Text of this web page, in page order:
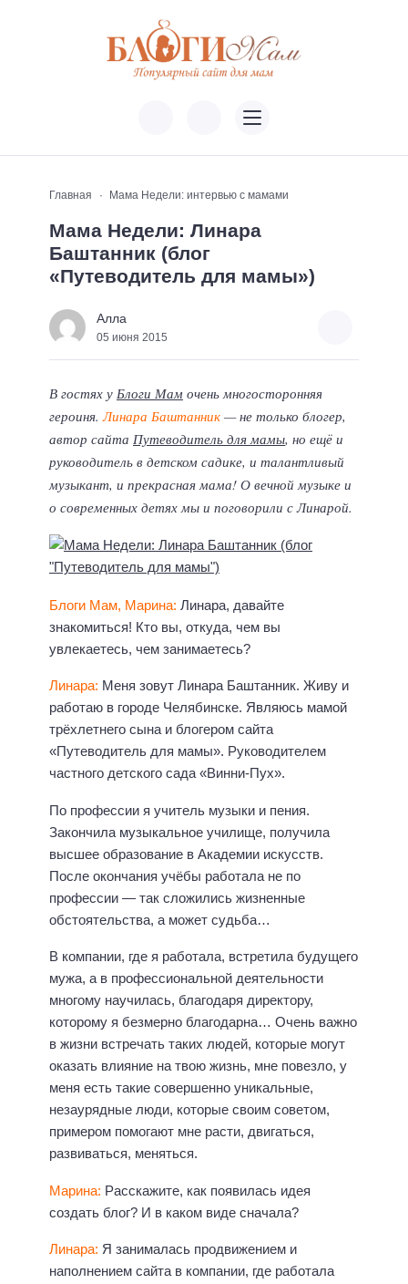
Главная Мама Недели: интервью с мамами
Мама Недели: Линара
Баштанник (блог
«Путеводитель для мамы»)
Алла
05 июня 2015
В гостях у Блоги Мам очень многосторонняя
героиня.Линара Баштанник — не только блогер,
автор сайта Путеводитель для мамы, но ещё и
руководитель в детском садике, и талантливый
музыкант, и прекрасная мама! О вечной музыке и
о современных детях мы и поговорили с Линарой.
Блоги Мам, Марина: Линара, давайте
знакомиться! Кто вы, откуда, чем вы
увлекаетесь, чем занимаетесь?
Линара: Меня зовут Линара Баштанник. Живу и
работаю в городе Челябинске. Являюсь мамой
трёхлетнего сына и блогером сайта
«Путеводитель для мамы». Руководителем
частного детского сада «Винни-Пух».
По профессии я учитель музыки и пения.
Закончила музыкальное училище, получила
высшее образование в Академии искусств.
После окончания учёбы работала не по
профессии — так сложились жизненные
обстоятельства, а может судьба…
В компании, где я работала, встретила будущего
мужа, а в профессиональной деятельности
многому научилась, благодаря директору,
которому я безмерно благодарна… Очень важно
в жизни встречать таких людей, которые могут
оказать влияние на твою жизнь, мне повезло, у
меня есть такие совершенно уникальные,
незаурядные люди, которые своим советом,
примером помогают мне расти, двигаться,
развиваться, меняться.
Марина: Расскажите, как появилась идея
создать блог? И в каком виде сначала?
Линара: Я занималась продвижением и
наполнением сайта в компании, где работала